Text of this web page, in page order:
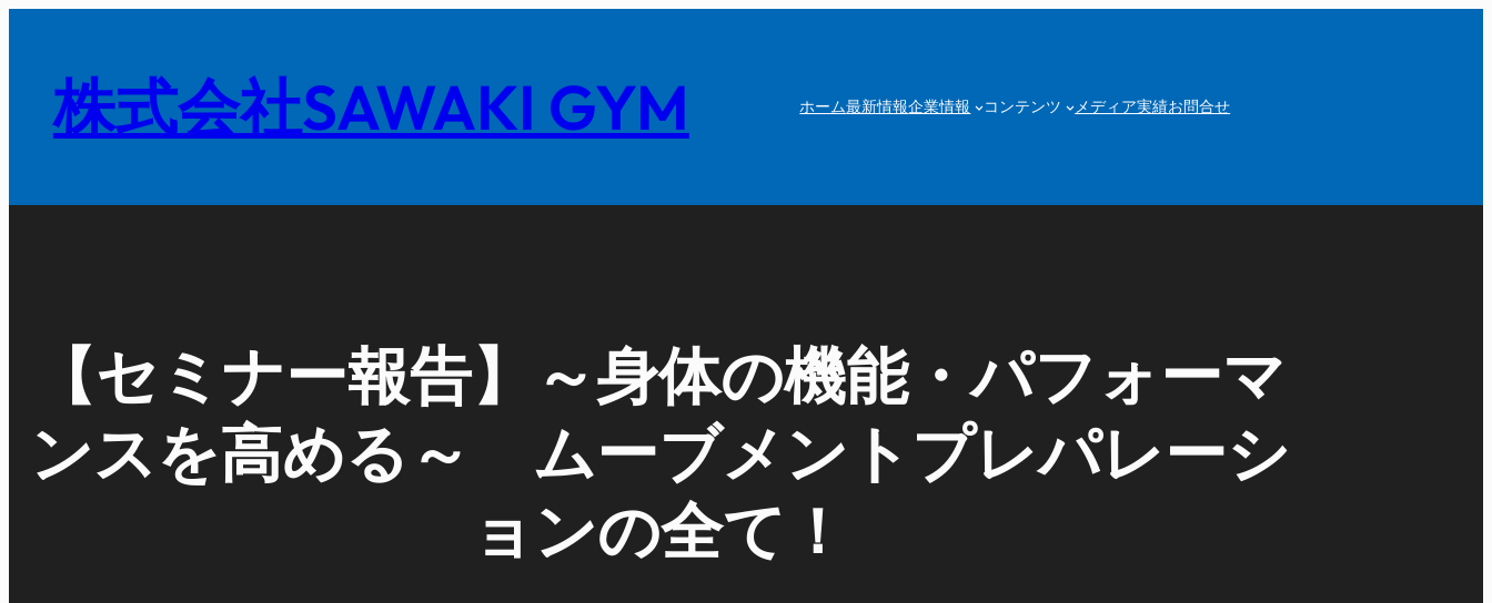
株式会社SAWAKI GYM ホーム最新情報企業情報 コンテンツ メディア実績お問合せ
【セミナー報告】～身体の機能・パフォーマ
ンスを高める～ ムーブメントプレパレーシ
ョンの全て！